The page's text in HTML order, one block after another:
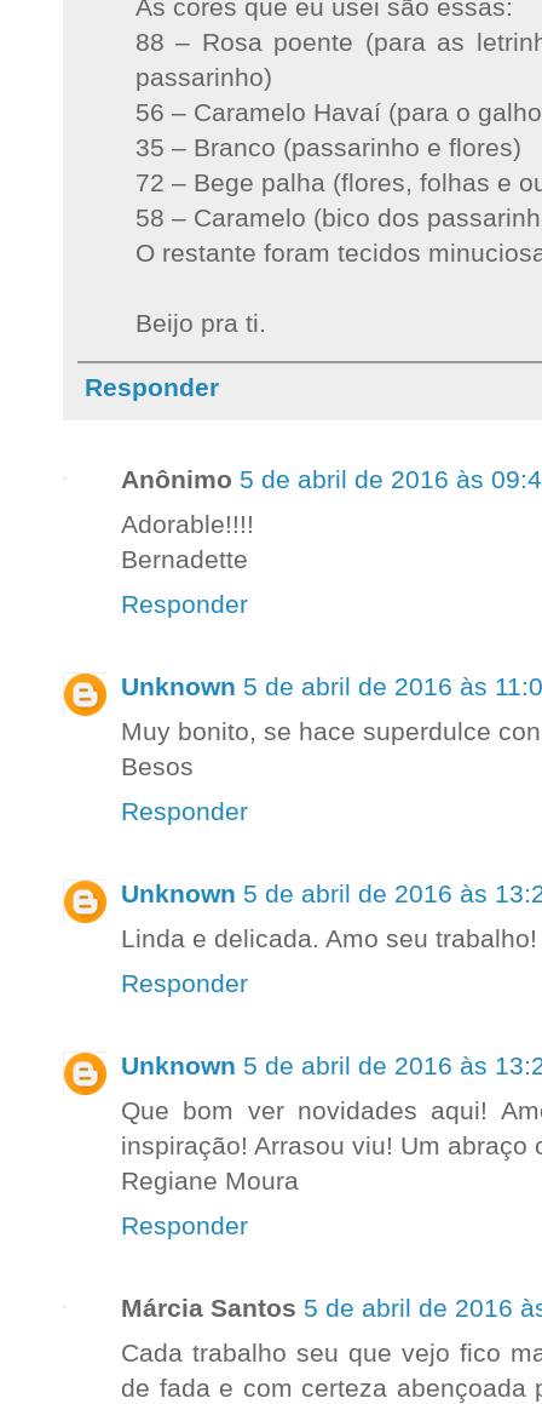
As cores que eu usei são essas:
88 – Rosa poente (para as
passarinho)
56 – Caramelo Havaí (para o
35 – Branco (passarinho e flores)
72 – Bege palha (flores, folhas e
58 – Caramelo (bico dos
O restante foram tecidos
Beijo pra ti.
Responder
Anônimo 5 de abril de 2016 às
Adorable!!!!
Bernadette
Responder
Unknown 5 de abril de 2016 às
Muy bonito, se hace superdulce
Besos
Responder
Unknown 5 de abril de 2016 às
Linda e delicada. Amo seu trabalho!
Responder
Unknown 5 de abril de 2016 às
Que bom ver novidades aqui!
inspiração! Arrasou viu! Um abraço
Regiane Moura
Responder
Márcia Santos 5 de abril de 2016
Cada trabalho seu que vejo fico
de fada e com certeza abençoada